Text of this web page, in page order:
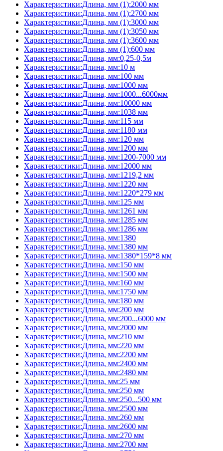
Характеристики:Длина, мм (1):2000 мм
Характеристики:Длина, мм (1):2700 мм
Характеристики:Длина, мм (1):3000 мм
Характеристики:Длина, мм (1):3050 мм
Характеристики:Длина, мм (1):3600 мм
Характеристики:Длина, мм (1):600 мм
Характеристики:Длина, мм:0,25-0,5м
Характеристики:Длина, мм:10 м
Характеристики:Длина, мм:100 мм
Характеристики:Длина, мм:1000 мм
Характеристики:Длина, мм:1000...6000мм
Характеристики:Длина, мм:10000 мм
Характеристики:Длина, мм:1038 мм
Характеристики:Длина, мм:115 мм
Характеристики:Длина, мм:1180 мм
Характеристики:Длина, мм:120 мм
Характеристики:Длина, мм:1200 мм
Характеристики:Длина, мм:1200-7000 мм
Характеристики:Длина, мм:12000 мм
Характеристики:Длина, мм:1219,2 мм
Характеристики:Длина, мм:1220 мм
Характеристики:Длина, мм:1220*279 мм
Характеристики:Длина, мм:125 мм
Характеристики:Длина, мм:1261 мм
Характеристики:Длина, мм:1285 мм
Характеристики:Длина, мм:1286 мм
Характеристики:Длина, мм:1380
Характеристики:Длина, мм:1380 мм
Характеристики:Длина, мм:1380*159*8 мм
Характеристики:Длина, мм:150 мм
Характеристики:Длина, мм:1500 мм
Характеристики:Длина, мм:160 мм
Характеристики:Длина, мм:1750 мм
Характеристики:Длина, мм:180 мм
Характеристики:Длина, мм:200 мм
Характеристики:Длина, мм:200...6000 мм
Характеристики:Длина, мм:2000 мм
Характеристики:Длина, мм:210 мм
Характеристики:Длина, мм:220 мм
Характеристики:Длина, мм:2200 мм
Характеристики:Длина, мм:2400 мм
Характеристики:Длина, мм:2480 мм
Характеристики:Длина, мм:25 мм
Характеристики:Длина, мм:250 мм
Характеристики:Длина, мм:250...500 мм
Характеристики:Длина, мм:2500 мм
Характеристики:Длина, мм:260 мм
Характеристики:Длина, мм:2600 мм
Характеристики:Длина, мм:270 мм
Характеристики:Длина, мм:2700 мм